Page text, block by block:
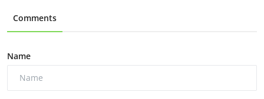
Comments
Name